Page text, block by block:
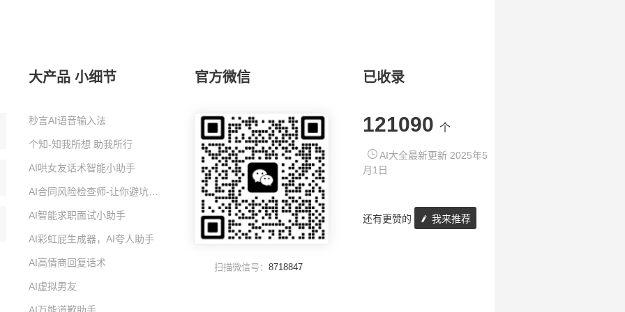
大产品 小细节
秒言AI语音输入法
个知-知我所想 助我所行
AI哄女友话术智能小助手
AI智能求职面试小助手
AI彩虹屁生成器，AI夸人助手
AI高情商回复话术
AI虚拟男友
官方微信
扫描微信号： 8718847
已收录
121090 个
AI大全最新更新 2025年5
月1日
还有更赞的 我来推荐